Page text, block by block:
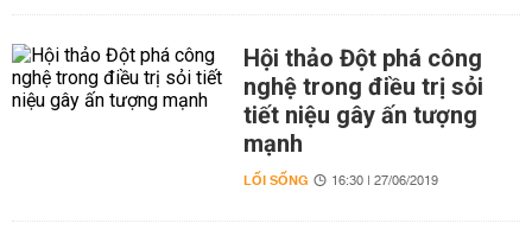
Hội thảo Đột phá công
nghệ trong điều trị sỏi
tiết niệu gây ấn tượng
mạnh
LỐI SỐNG 16:30 | 27/06/2019